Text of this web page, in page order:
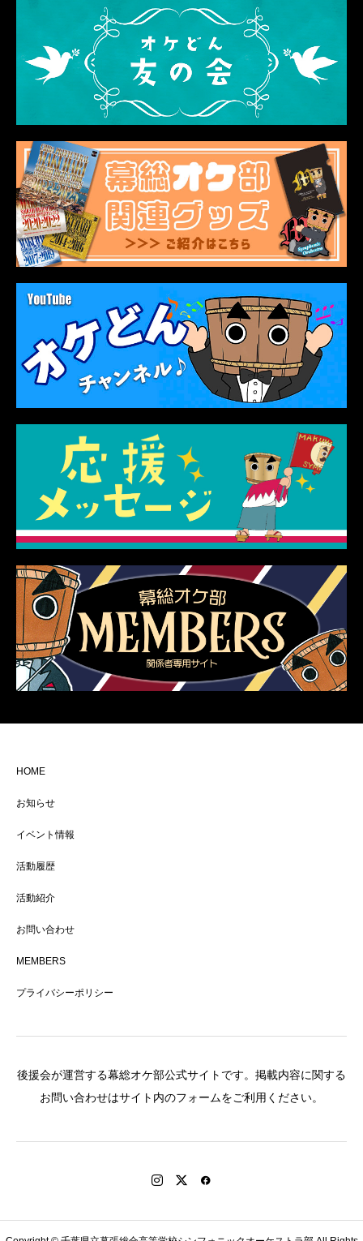
HOME
お知らせ
イベント情報
活動履歴
活動紹介
お問い合わせ
MEMBERS
プライバシーポリシー
後援会が運営する幕総オケ部公式サイトです。掲載内容に関する
お問い合わせはサイト内のフォームをご利用ください。